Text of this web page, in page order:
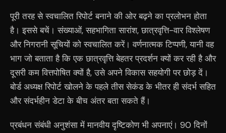
पूरी तरह से स्वचालित रिपोर्ट बनाने की ओर बढ़ने का प्रलोभन होता
है। इससे बचें। संख्याओं, सहभागिता सारांश, छात्रवृत्ति-वार विश्लेषण
और निगरानी सूचियों को स्वचालित करें। वर्णनात्मक टिप्पणी, यानी वह
भाग जो बताता है कि एक छात्रवृत्ति बेहतर प्रदर्शन क्यों कर रही है और
दूसरी कम वित्तपोषित क्यों है, उसे अपने विकास सहयोगी पर छोड़ दें।
बोर्ड अध्यक्ष रिपोर्ट खोलने के पहले तीस सेकंड के भीतर ही संदर्भ सहित
और संदर्भहीन डेटा के बीच अंतर बता सकते हैं।
प्रबंधन संबंधी अनुशंसा में मानवीय दृष्टिकोण भी अपनाएं। 90 दिनों